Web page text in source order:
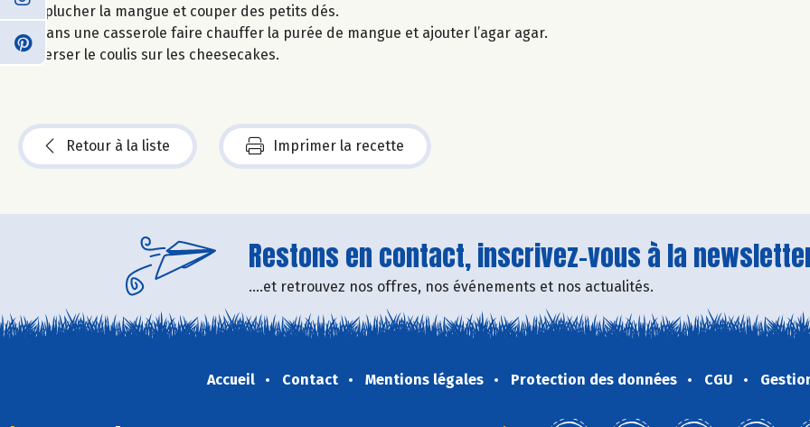
Éplucher la mangue et couper des petits dés.
Dans une casserole faire chauffer la purée de mangue et ajouter l’agar agar.
Verser le coulis sur les cheesecakes.
Retour à la liste Imprimer la recette
Restons en contact, inscrivez-vous à la
....et retrouvez nos offres, nos événements et nos actualités.
Accueil Contact Mentions légales Protection des données CGU